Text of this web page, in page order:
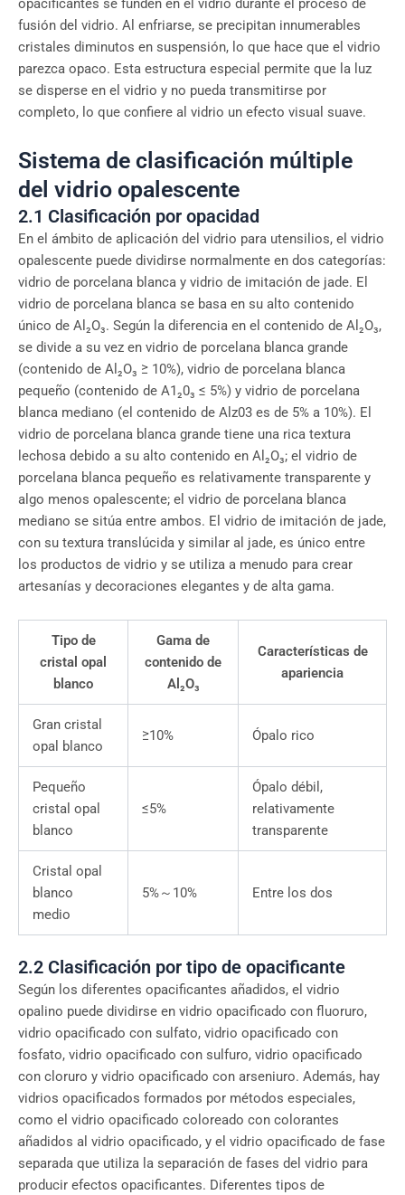
opacificantes se funden en el vidrio durante el proceso de
fusión del vidrio. Al enfriarse, se precipitan innumerables
cristales diminutos en suspensión, lo que hace que el vidrio
parezca opaco. Esta estructura especial permite que la luz
se disperse en el vidrio y no pueda transmitirse por
completo, lo que confiere al vidrio un efecto visual suave.
Sistema de clasificación múltiple
del vidrio opalescente
2.1 Clasificación por opacidad
En el ámbito de aplicación del vidrio para utensilios, el vidrio
opalescente puede dividirse normalmente en dos categorías:
vidrio de porcelana blanca y vidrio de imitación de jade. El
vidrio de porcelana blanca se basa en su alto contenido
único de Al₂O₃. Según la diferencia en el contenido de Al₂O₃,
se divide a su vez en vidrio de porcelana blanca grande
(contenido de Al₂O₃ ≥ 10%), vidrio de porcelana blanca
pequeño (contenido de A1₂0₃ ≤ 5%) y vidrio de porcelana
blanca mediano (el contenido de Alz03 es de 5% a 10%). El
vidrio de porcelana blanca grande tiene una rica textura
lechosa debido a su alto contenido en Al₂O₃; el vidrio de
porcelana blanca pequeño es relativamente transparente y
algo menos opalescente; el vidrio de porcelana blanca
mediano se sitúa entre ambos. El vidrio de imitación de jade,
con su textura translúcida y similar al jade, es único entre
los productos de vidrio y se utiliza a menudo para crear
artesanías y decoraciones elegantes y de alta gama.
Tipo de
cristal opal
blanco
Gama de
contenido de
Al₂O₃
Características de
apariencia
Gran cristal
opal blanco
≥10% Ópalo rico
Pequeño
cristal opal
blanco
≤5%
Ópalo débil,
relativamente
transparente
Cristal opal
blanco
medio
5%～10% Entre los dos
2.2 Clasificación por tipo de opacificante
Según los diferentes opacificantes añadidos, el vidrio
opalino puede dividirse en vidrio opacificado con fluoruro,
vidrio opacificado con sulfato, vidrio opacificado con
fosfato, vidrio opacificado con sulfuro, vidrio opacificado
con cloruro y vidrio opacificado con arseniuro. Además, hay
vidrios opacificados formados por métodos especiales,
como el vidrio opacificado coloreado con colorantes
añadidos al vidrio opacificado, y el vidrio opacificado de fase
separada que utiliza la separación de fases del vidrio para
producir efectos opacificantes. Diferentes tipos de